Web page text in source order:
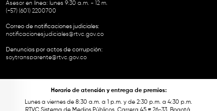
Asesor en línea: lunes 9:30 a.m. - 12 m.
(+57) (601) 2200700
Correo de notificaciones judiciales:
notificacionesjudiciales@rtvc.gov.co
Denuncias por actos de corrupción:
soytransparente@rtvc.gov.co
Horario de atención y entrega de premios:
Lunes a viernes de 8:30 a.m. a 1 p.m. y de 2:30 p.m. a 4:30 p.m.